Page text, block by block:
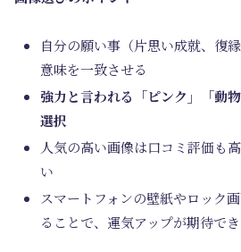
自分の願い事（片思い成就、復
意味を一致させる
強力と言われる「ピンク」「動
選択
人気の高い画像は口コミ評価も
い
スマートフォンの壁紙やロック
ることで、運気アップが期待でき